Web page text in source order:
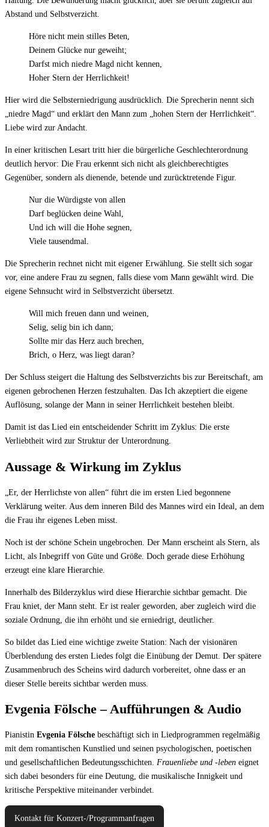
Abstand und Selbstverzicht.
Höre nicht mein stilles Beten,
Deinem Glücke nur geweiht;
Darfst mich niedre Magd nicht kennen,
Hoher Stern der Herrlichkeit!
Hier wird die Selbsterniedrigung ausdrücklich. Die Sprecherin nennt sich
„niedre Magd“ und erklärt den Mann zum „hohen Stern der Herrlichkeit“.
Liebe wird zur Andacht.
In einer kritischen Lesart tritt hier die bürgerliche Geschlechterordnung
deutlich hervor: Die Frau erkennt sich nicht als gleichberechtigtes
Gegenüber, sondern als dienende, betende und zurücktretende Figur.
Nur die Würdigste von allen
Darf beglücken deine Wahl,
Und ich will die Hohe segnen,
Viele tausendmal.
Die Sprecherin rechnet nicht mit eigener Erwählung. Sie stellt sich sogar
vor, eine andere Frau zu segnen, falls diese vom Mann gewählt wird. Die
eigene Sehnsucht wird in Selbstverzicht übersetzt.
Will mich freuen dann und weinen,
Selig, selig bin ich dann;
Sollte mir das Herz auch brechen,
Brich, o Herz, was liegt daran?
Der Schluss steigert die Haltung des Selbstverzichts bis zur Bereitschaft, am
eigenen gebrochenen Herzen festzuhalten. Das Ich akzeptiert die eigene
Auflösung, solange der Mann in seiner Herrlichkeit bestehen bleibt.
Damit ist das Lied ein entscheidender Schritt im Zyklus: Die erste
Verliebtheit wird zur Struktur der Unterordnung.
Aussage & Wirkung im Zyklus
„Er, der Herrlichste von allen“ führt die im ersten Lied begonnene
Verklärung weiter. Aus dem inneren Bild des Mannes wird ein Ideal, an dem
die Frau ihr eigenes Leben misst.
Noch ist der schöne Schein ungebrochen. Der Mann erscheint als Stern, als
Licht, als Inbegriff von Güte und Größe. Doch gerade diese Erhöhung
erzeugt eine klare Hierarchie.
Innerhalb des Bilderzyklus wird diese Hierarchie sichtbar gemacht. Die
Frau kniet, der Mann steht. Er ist realer geworden, aber zugleich wird die
soziale Ordnung, die ihn erhöht und sie erniedrigt, deutlicher.
So bildet das Lied eine wichtige zweite Station: Nach der visionären
Überblendung des ersten Liedes folgt die Einübung der Demut. Der spätere
Zusammenbruch des Scheins wird dadurch vorbereitet, ohne dass er an
dieser Stelle bereits sichtbar werden muss.
Evgenia Fölsche – Aufführungen & Audio
Pianistin Evgenia Fölsche beschäftigt sich in Liedprogrammen regelmäßig
mit dem romantischen Kunstlied und seinen psychologischen, poetischen
und gesellschaftlichen Bedeutungsschichten. Frauenliebe und -leben eignet
sich dabei besonders für eine Deutung, die musikalische Innigkeit und
kritische Perspektive miteinander verbindet.
Kontakt für Konzert-/Programmanfragen